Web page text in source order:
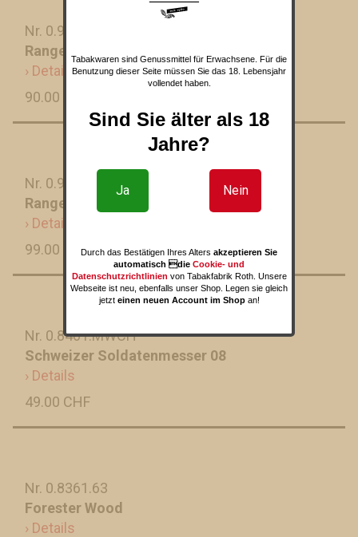
Nr. 0.9583.MC
Ranger Grip 57 Hunter
› Details
90.00 CHF
Nr. 0.9561.63
Ranger Wood 55
› Details
99.00 CHF
Nr. 0.8461.MWCH
Schweizer Soldatenmesser 08
› Details
49.00 CHF
Nr. 0.8361.63
Forester Wood
› Details
Tabakwaren sind Genussmittel für Erwachsene. Für die
Benutzung dieser Seite müssen Sie das 18. Lebensjahr
vollendet haben.
Sind Sie älter als 18
Jahre?
Ja Nein
Durch das Bestätigen Ihres Alters akzeptieren Sie
automatisch die Cookie- und
Datenschutzrichtlinien von Tabakfabrik Roth. Unsere
Webseite ist neu, ebenfalls unser Shop. Legen sie gleich
jetzt einen neuen Account im Shopan!